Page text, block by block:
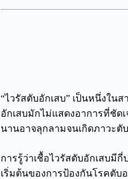
“ไวรัสตับอักเสบ” เป็นหนึ่งใน
อักเสบมักไม่แสดงอาการที่ชัด
นานอาจลุกลามจนเกิดภาวะตั
การรู้ว่าเชื้อไวรัสตับอักเสบมี
เริ่มต้นของการป้องกันโรคตับ